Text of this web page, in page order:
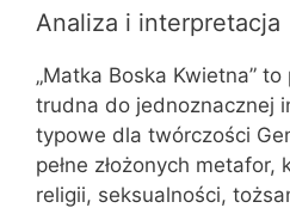
Analiza i interpretacja
„Matka Boska Kwietna”
trudna do jednoznacznej
typowe dla twórczości
pełne złożonych
religii, seksualności,